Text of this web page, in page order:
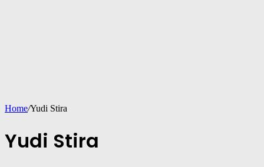
Home/Yudi Stira
Yudi Stira